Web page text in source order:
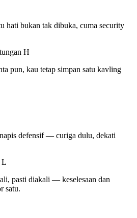
hati bukan tak dibuka, cuma security
H
pun, kau tetap simpan satu kavling
defensif — curiga dulu, dekati
L
pasti diakali — keselesaan dan
satu.